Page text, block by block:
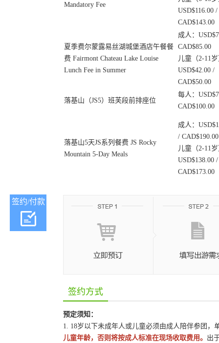
Mandatory Fee
USD$116.00 /
CAD$143.00
夏季费尔蒙露易丝湖城堡酒店午餐餐
费 Fairmont Chateau Lake Louise
Lunch Fee in Summer
成人：
CAD$85.00
儿童（2-11
USD$42.00 /
CAD$50.00
落基山（JS5）班芙段前排座位
每人：
CAD$100.00
落基山5天JS系列餐费 JS Rocky
Mountain 5-Day Meals
成人：
/ CAD$190.00
儿童（2-11
USD$138.00 /
CAD$173.00
签约/付款
签约方式
预定须知：
1. 18岁以下未成年人或儿童必须由成人陪伴参团
儿童年龄，否则将按成人标准在现场收取费用。 出